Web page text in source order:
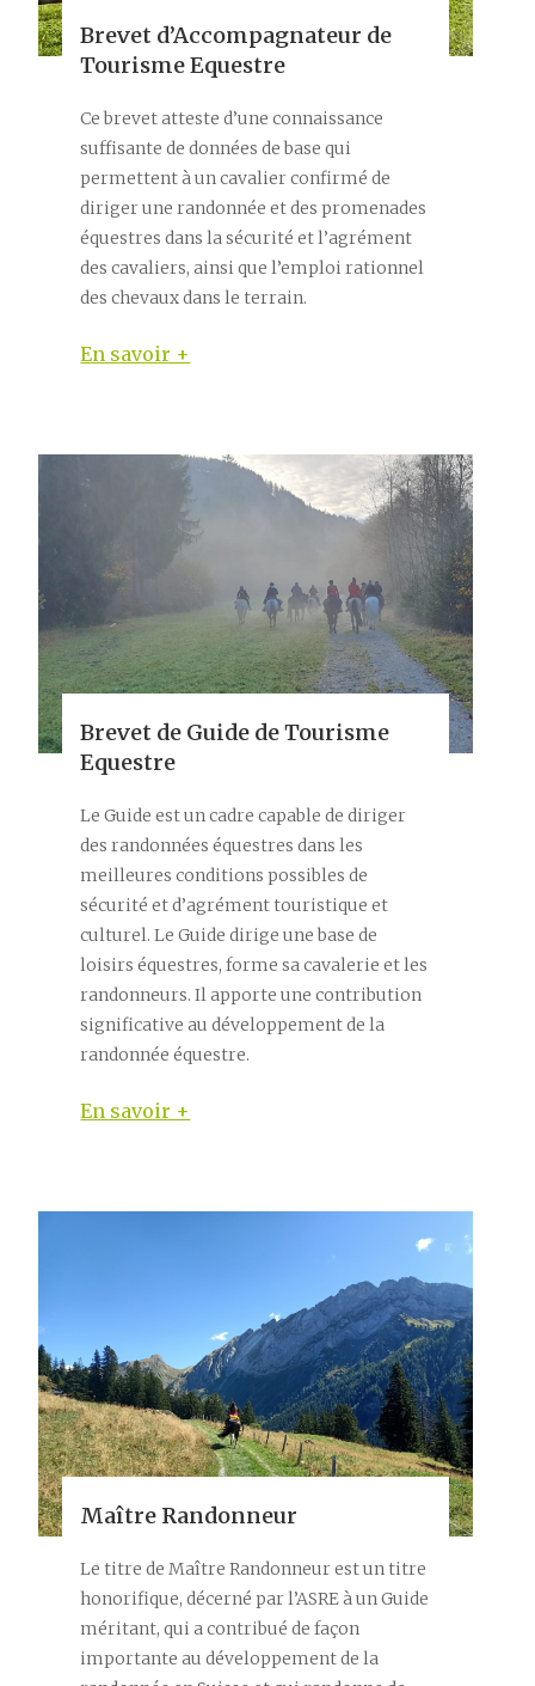
Brevet d’Accompagnateur de
Tourisme Equestre
Ce brevet atteste d’une connaissance
suffisante de données de base qui
permettent à un cavalier confirmé de
diriger une randonnée et des promenades
équestres dans la sécurité et l’agrément
des cavaliers, ainsi que l’emploi rationnel
des chevaux dans le terrain.
En savoir +
Brevet de Guide de Tourisme
Equestre
Le Guide est un cadre capable de diriger
des randonnées équestres dans les
meilleures conditions possibles de
sécurité et d’agrément touristique et
culturel. Le Guide dirige une base de
loisirs équestres, forme sa cavalerie et les
randonneurs. Il apporte une contribution
significative au développement de la
randonnée équestre.
En savoir +
Maître Randonneur
Le titre de Maître Randonneur est un titre
honorifique, décerné par l’ASRE à un Guide
méritant, qui a contribué de façon
importante au développement de la